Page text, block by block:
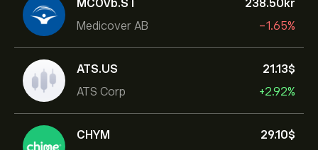
MCOVb.ST
Medicover AB
238.50‎kr‎
-1.65%
ATS.US
ATS Corp
21.13‎$‎
+2.92%
CHYM
29.10‎$‎